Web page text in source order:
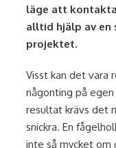
läge att
alltid hjälp av en
projektet.
Visst kan det vara
någonting på
resultat krävs det
snickra. En
inte så mycket om